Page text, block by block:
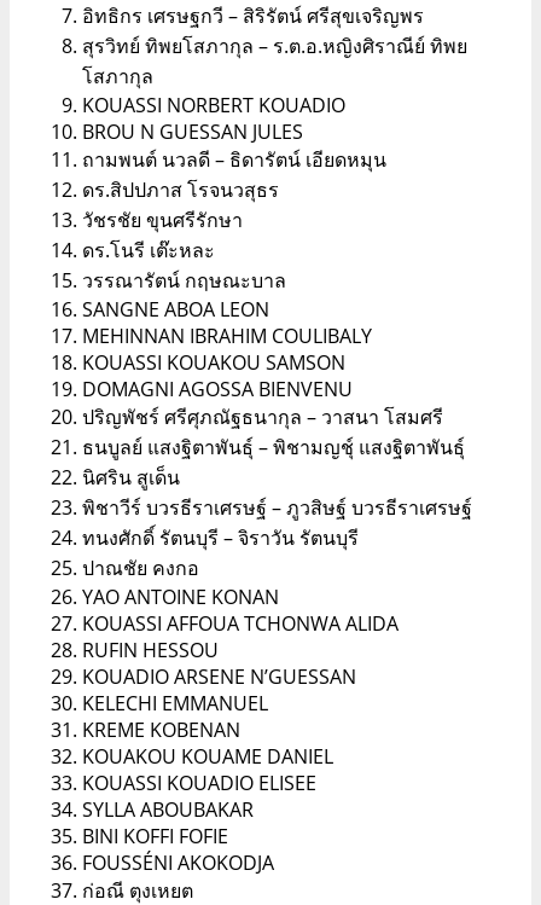
อิทธิกร เศรษฐกวี – สิริรัตน์ ศรีสุขเจริญพร
สุรวิทย์ ทิพยโสภากุล – ร.ต.อ.หญิงศิราณีย์ ทิพย
โสภากุล
KOUASSI NORBERT KOUADIO
BROU N GUESSAN JULES
ถามพนต์ นวลดี – ธิดารัตน์ เอียดหมุน
ดร.สิปปภาส โรจนวสุธร
วัชรชัย ขุนศรีรักษา
ดร.โนรี เต๊ะหละ
วรรณารัตน์ กฤษณะบาล
SANGNE ABOA LEON
MEHINNAN IBRAHIM COULIBALY
KOUASSI KOUAKOU SAMSON
DOMAGNI AGOSSA BIENVENU
ปริญพัชร์ ศรีศุภณัฐธนากุล – วาสนา โสมศรี
ธนบูลย์ แสงฐิตาพันธุ์ – พิชามญชุ์ แสงฐิตาพันธุ์
นิศริน สูเด็น
พิชาวีร์ บวรธีราเศรษฐ์ – ภูวสิษฐ์ บวรธีราเศรษฐ์
ทนงศักดิ์ รัตนบุรี – จิราวัน รัตนบุรี
ปาณชัย คงกอ
YAO ANTOINE KONAN
KOUASSI AFFOUA TCHONWA ALIDA
RUFIN HESSOU
KOUADIO ARSENE N’GUESSAN
KELECHI EMMANUEL
KREME KOBENAN
KOUAKOU KOUAME DANIEL
KOUASSI KOUADIO ELISEE
SYLLA ABOUBAKAR
BINI KOFFI FOFIE
FOUSSÉNI AKOKODJA
ก่อณี ตุงเหยต